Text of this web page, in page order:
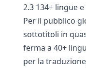
2.3 134+ lingue
Per il pubblico
sottotitoli in
ferma a 40+
per la